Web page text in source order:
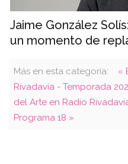
Jaime González
un momento de
Más en esta categoría:
«
Rivadavia - Temporada
del Arte en Radio
Programa 18 »